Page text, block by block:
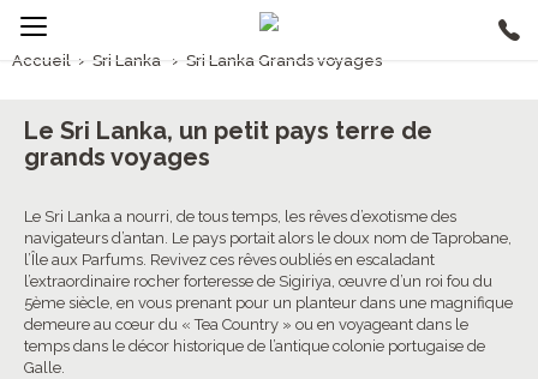
Accueil › Sri Lanka › Sri Lanka Grands voyages
Sri Lanka Grands voyages
Le Sri Lanka, un petit pays terre de
grands voyages
Le Sri Lanka a nourri, de tous temps, les rêves d’exotisme des
navigateurs d’antan. Le pays portait alors le doux nom de Taprobane,
l’Île aux Parfums. Revivez ces rêves oubliés en escaladant
l’extraordinaire rocher forteresse de Sigiriya, œuvre d’un roi fou du
5ème siècle, en vous prenant pour un planteur dans une magnifique
demeure au cœur du « Tea Country » ou en voyageant dans le
temps dans le décor historique de l’antique colonie portugaise de
Galle.